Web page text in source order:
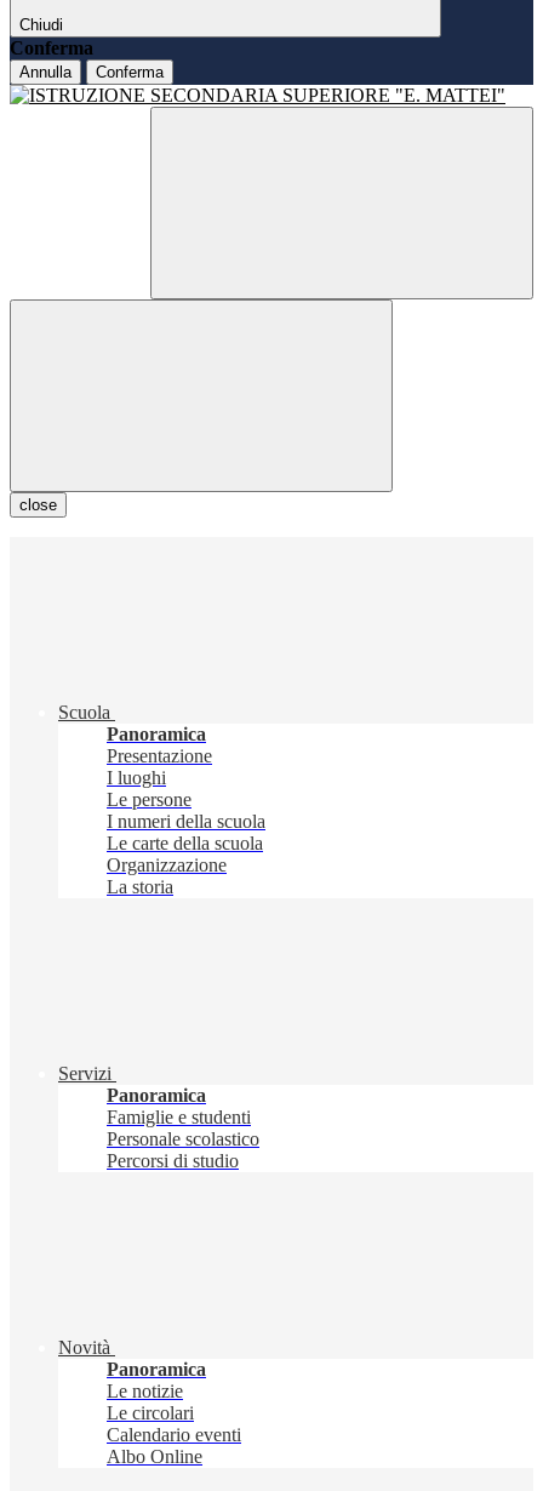
Chiudi
Conferma
Annulla Conferma
close
Scuola
Panoramica
Presentazione
I luoghi
Le persone
I numeri della scuola
Le carte della scuola
Organizzazione
La storia
Servizi
Panoramica
Famiglie e studenti
Personale scolastico
Percorsi di studio
Novità
Panoramica
Le notizie
Le circolari
Calendario eventi
Albo Online